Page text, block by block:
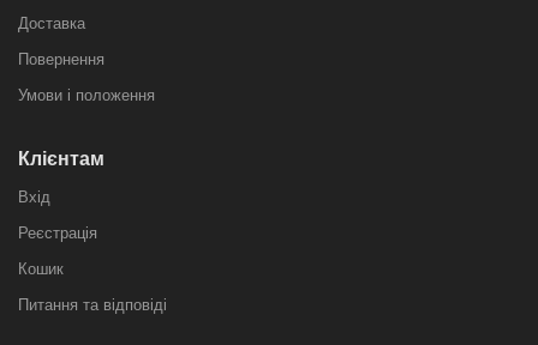
Доставка
Повернення
Умови і положення
Клієнтам
Вхід
Реєстрація
Кошик
Питання та відповіді